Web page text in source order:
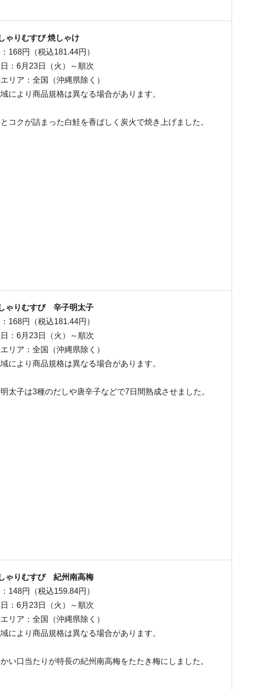
ゃりむすび 焼しゃけ
168円（税込181.44円）
：6月23日（火）～順次
リア：全国（沖縄県除く）
により商品規格は異なる場合があります。
コクが詰まった白鮭を香ばしく炭火で焼き上げました。
ゃりむすび 辛子明太子
168円（税込181.44円）
：6月23日（火）～順次
リア：全国（沖縄県除く）
により商品規格は異なる場合があります。
太子は3種のだしや唐辛子などで7日間熟成させました。
ゃりむすび 紀州南高梅
148円（税込159.84円）
：6月23日（火）～順次
リア：全国（沖縄県除く）
により商品規格は異なる場合があります。
い口当たりが特長の紀州南高梅をたたき梅にしました。